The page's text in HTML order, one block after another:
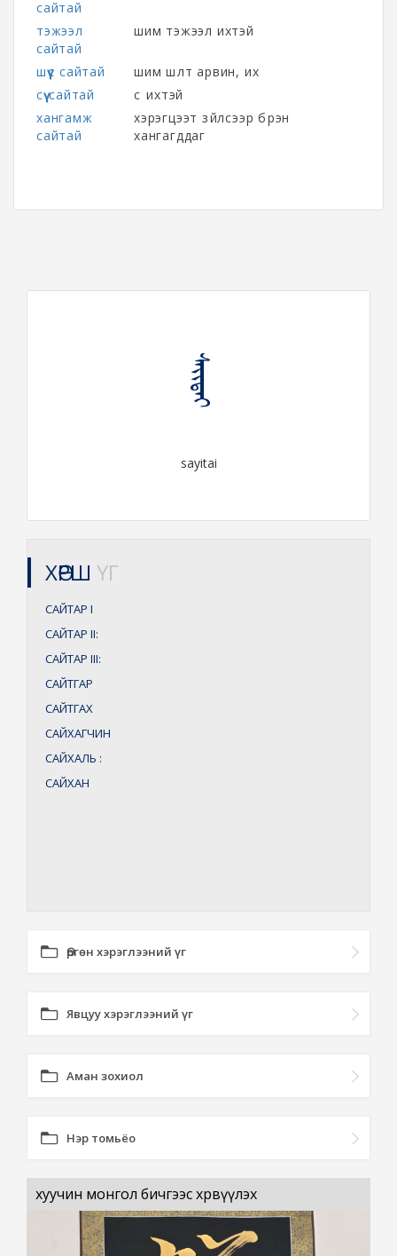
сайтай
тэжээл
сайтай
шим тэжээл ихтэй
шүүс сайтай
шим шүлт арвин, их
сүү сайтай
сүү ихтэй
хангамж
сайтай
хэрэгцээт зүйлсээр бүрэн
хангагддаг
ᠰᠠᠶᠢᠲᠠᠶ
sayitai
ХӨРШ ҮГ
САЙТАР I
САЙТАР II:
САЙТАР III:
САЙТГАР
САЙТГАХ
САЙХАГЧИН
САЙХАЛЬ :
САЙХАН
Өргөн хэрэглээний үг
Явцуу хэрэглээний үг
Аман зохиол
Нэр томьёо
хуучин монгол бичгээс хөрвүүлэх